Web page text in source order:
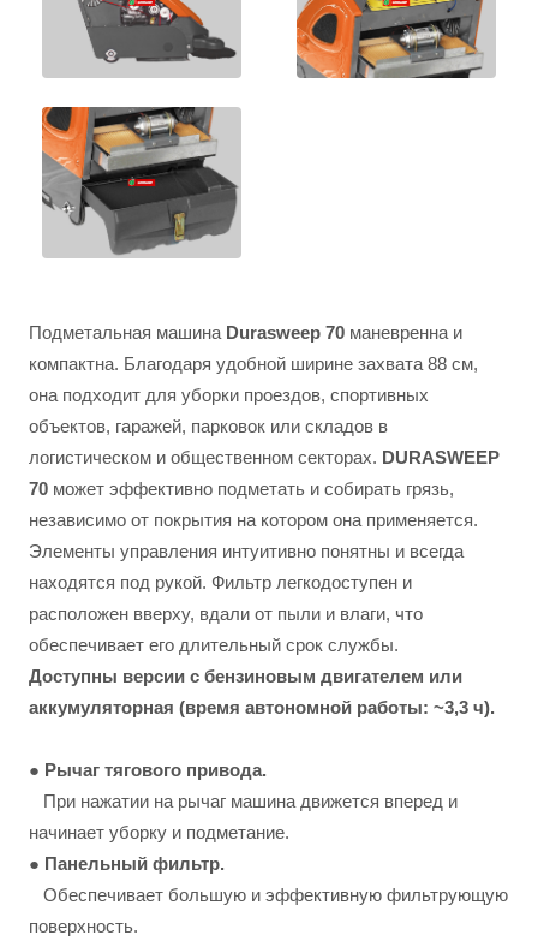
Подметальная машина Durasweep 70 маневренна и
компактна. Благодаря удобной ширине захвата 88 см,
она подходит для уборки проездов, спортивных
объектов, гаражей, парковок или складов в
логистическом и общественном секторах. DURASWEEP
70 может эффективно подметать и собирать грязь,
независимо от покрытия на котором она применяется.
Элементы управления интуитивно понятны и всегда
находятся под рукой. Фильтр легкодоступен и
расположен вверху, вдали от пыли и влаги, что
обеспечивает его длительный срок службы.
Доступны версии с бензиновым двигателем или
аккумуляторная (время автономной работы: ~3,3 ч).
● Рычаг тягового привода.
При нажатии на рычаг машина движется вперед и
начинает уборку и подметание.
● Панельный фильтр.
Обеспечивает большую и эффективную фильтрующую
поверхность.